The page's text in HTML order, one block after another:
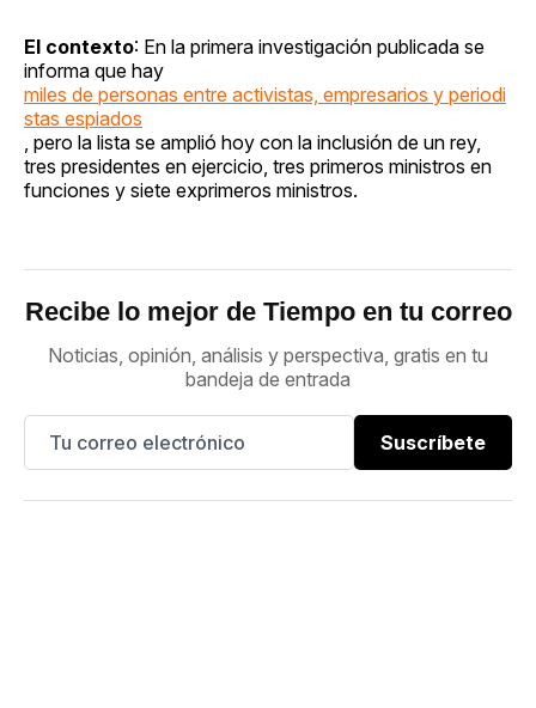
El contexto: En la primera investigación publicada se
informa que hay
miles de personas entre activistas, empresarios y periodi
stas espiados
, pero la lista se amplió hoy con la inclusión de un rey,
tres presidentes en ejercicio, tres primeros ministros en
funciones y siete exprimeros ministros.
Recibe lo mejor de Tiempo en tu correo
Noticias, opinión, análisis y perspectiva, gratis en tu
bandeja de entrada
Suscríbete